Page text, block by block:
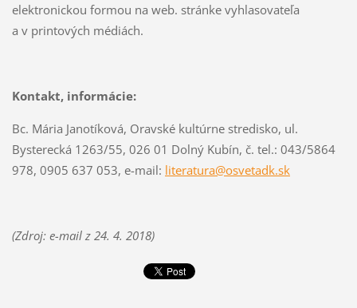
elektronickou formou na web. stránke vyhlasovateľa
a v printových médiách.
Kontakt, informácie:
Bc. Mária Janotíková, Oravské kultúrne stredisko, ul.
Bysterecká 1263/55, 026 01 Dolný Kubín, č. tel.: 043/5864
978, 0905 637 053, e-mail: literatura@osvetadk.sk
(Zdroj: e-mail z 24. 4. 2018)